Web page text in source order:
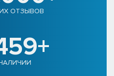
ОТЗЫВОВ